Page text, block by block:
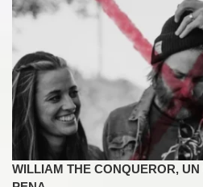
WILLIAM THE CONQUEROR,